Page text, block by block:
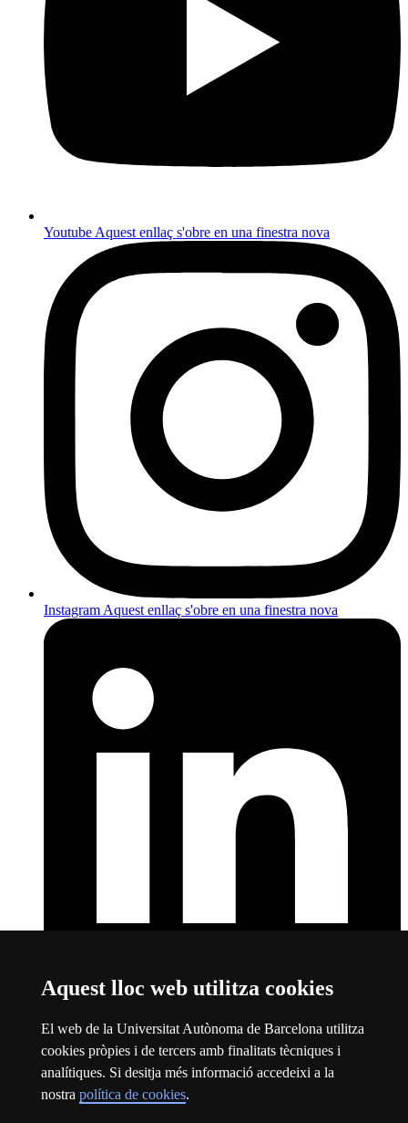
Aquest lloc web utilitza cookies
El web de la Universitat Autònoma de Barcelona utilitza
cookies pròpies i de tercers amb finalitats tècniques i
analítiques. Si desitja més informació accedeixi a la
nostra política de cookies.
Youtube Aquest enllaç s'obre en una finestra nova
Instagram Aquest enllaç s'obre en una finestra nova
LinkedInAquest enllaç s'obre en una finestra nova
Sobre el web
Universitat Autònoma de Barcelona
Avís legalAquest enllaç s'obre en una finestra nova
Protecció de dadesAquest enllaç s'obre en una finestra nova